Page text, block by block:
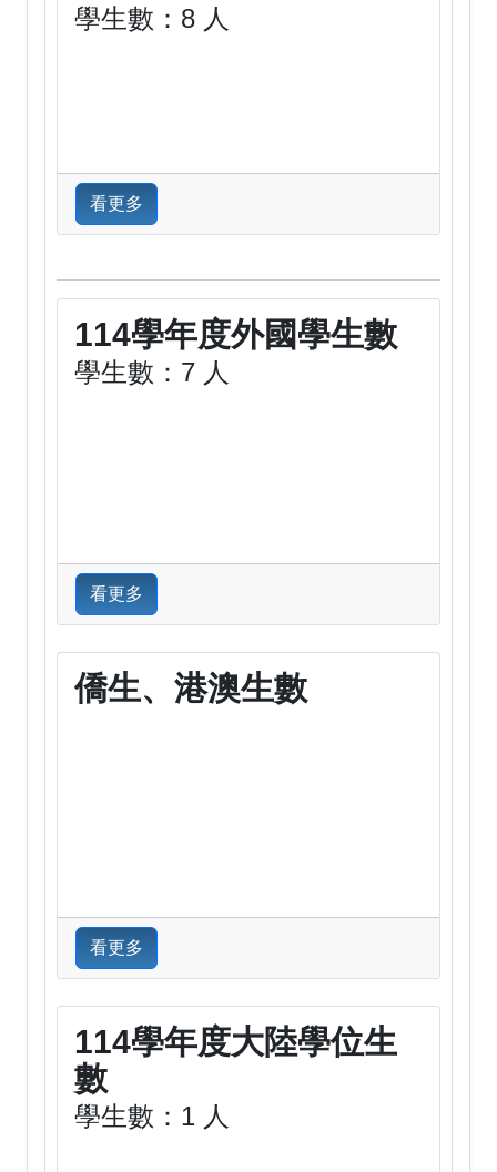
學生數：8 人
看更多
114學年度外國學生數
學生數：7 人
看更多
僑生、港澳生數
看更多
114學年度大陸學位生
數
學生數：1 人